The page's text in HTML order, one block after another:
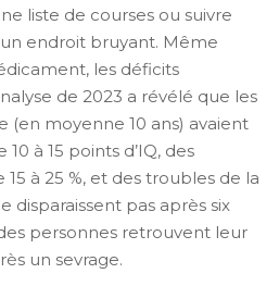
liste de courses ou suivre
endroit bruyant. Même
les déficits
de 2023 a révélé que les
(en moyenne 10 ans) avaient
à 15 points d’IQ, des
à 25 %, et des troubles de la
disparaissent pas après six
personnes retrouvent leur
un sevrage.